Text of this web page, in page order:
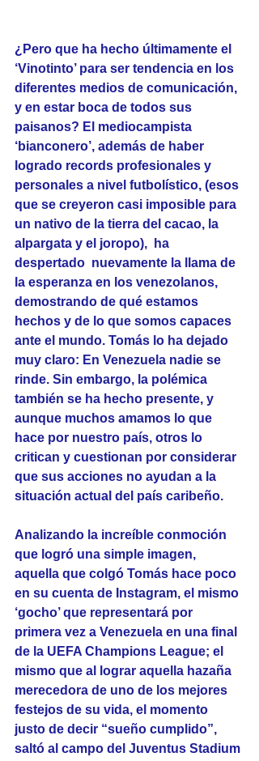
¿Pero que ha hecho últimamente el
‘Vinotinto’ para ser tendencia en los
diferentes medios de comunicación,
y en estar boca de todos sus
paisanos? El mediocampista
‘bianconero’, además de haber
logrado records profesionales y
personales a nivel futbolístico, (esos
que se creyeron casi imposible para
un nativo de la tierra del cacao, la
alpargata y el joropo),  ha
despertado  nuevamente la llama de
la esperanza en los venezolanos,
demostrando de qué estamos
hechos y de lo que somos capaces
ante el mundo. Tomás lo ha dejado
muy claro: En Venezuela nadie se
rinde. Sin embargo, la polémica
también se ha hecho presente, y
aunque muchos amamos lo que
hace por nuestro país, otros lo
critican y cuestionan por considerar
que sus acciones no ayudan a la
situación actual del país caribeño.
Analizando la increíble conmoción
que logró una simple imagen,
aquella que colgó Tomás hace poco
en su cuenta de Instagram, el mismo
‘gocho’ que representará por
primera vez a Venezuela en una final
de la UEFA Champions League; el
mismo que al lograr aquella hazaña
merecedora de uno de los mejores
festejos de su vida, el momento
justo de decir “sueño cumplido”,
saltó al campo del Juventus Stadium